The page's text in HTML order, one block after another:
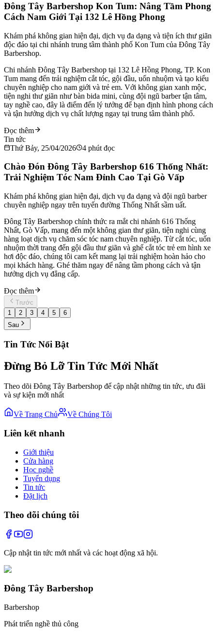
Đông Tây Barbershop Kon Tum: Nâng Tầm Phong
Cách Nam Giới Tại 132 Lê Hồng Phong
Khám phá không gian hiện đại, dịch vụ đa dạng và tiện ích thư giãn
độc đáo tại chi nhánh trung tâm thành phố Kon Tum của Đông Tây
Barbershop.
Chi nhánh Đông Tây Barbershop tại 132 Lê Hồng Phong, TP. Kon
Tum mang đến trải nghiệm cắt tóc, gội đầu, uốn nhuộm và tạo kiểu
chuyên nghiệp cho nam giới và trẻ em. Với không gian xanh mộc,
tiện nghi thư giãn như bàn bida mini, cùng đội ngũ barber tận tâm,
tay nghề cao, đây là điểm đến lý tưởng để bạn định hình phong cách
và tận hưởng dịch vụ chất lượng ngay tại trung tâm thành phố.
Đọc thêm
Tin tức
Thứ Bảy, 25/04/2026
4 phút đọc
Chào Đón Đông Tây Barbershop 616 Thống Nhất:
Trải Nghiệm Tóc Nam Đỉnh Cao Tại Gò Vấp
Khám phá không gian hiện đại, dịch vụ đa dạng và đội ngũ barber
chuyên nghiệp ngay trên tuyến đường Thống Nhất sầm uất.
Đông Tây Barbershop chính thức ra mắt chi nhánh 616 Thống
Nhất, Gò Vấp, mang đến một không gian thư giãn, tiện nghi cùng
hàng loạt dịch vụ chăm sóc tóc nam chuyên nghiệp. Từ cắt tóc, uốn
nhuộm thời trang đến gội đầu thư giãn và ghế cắt tóc trẻ em hình xe
hơi độc đáo, chúng tôi cam kết mang lại trải nghiệm hoàn hảo cho
mọi khách hàng. Ghé thăm ngay để nâng tầm phong cách và tận
hưởng dịch vụ đẳng cấp.
Đọc thêm
Trước
1
2 3 4 5
6
Sau
Tin Tức Nổi Bật
Đừng Bỏ Lỡ Tin Tức Mới Nhất
Theo dõi Đông Tây Barbershop để cập nhật những tin tức, ưu đãi
và sự kiện mới nhất
Về Trang Chủ Về Chúng Tôi
Liên kết nhanh
Giới thiệu
Cửa hàng
Học nghề
Tuyển dụng
Tin tức
Đặt lịch
Theo dõi chúng tôi
Cập nhật tin tức mới nhất và các hoạt động xã hội.
Đông Tây Barbershop
Barbershop
Phát triển nghề thủ công